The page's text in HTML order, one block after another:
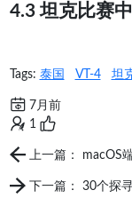
4.3 坦克比赛
Tags: 泰国 VT-4 坦
7月前
1
上一篇： macOS
下一篇： 30个探